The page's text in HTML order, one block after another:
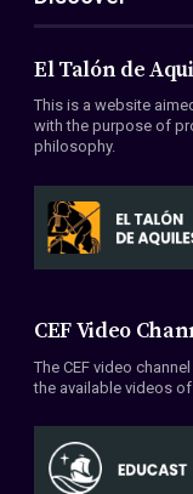
El Talón de
This is a website
with the purpose of
philosophy.
CEF Video
The CEF video
the available videos